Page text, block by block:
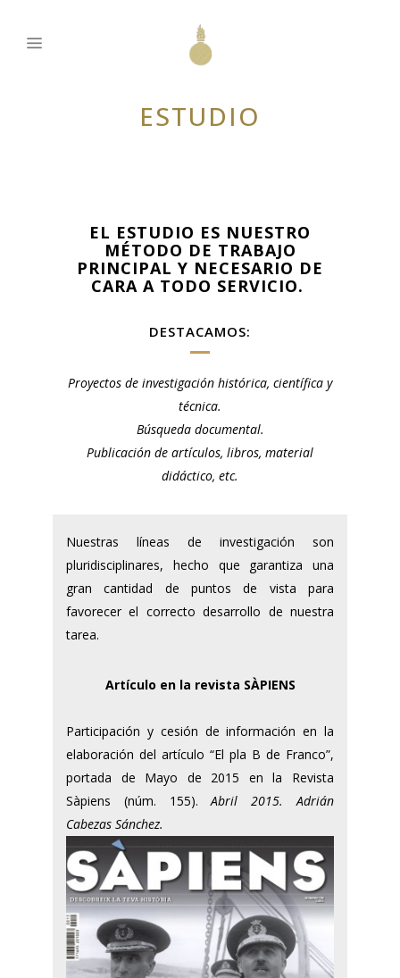
ESTUDIO
EL ESTUDIO ES NUESTRO
MÉTODO DE TRABAJO
PRINCIPAL Y NECESARIO DE
CARA A TODO SERVICIO.
DESTACAMOS:
Proyectos de investigación histórica, científica y
técnica.
Búsqueda documental.
Publicación de artículos, libros, material
didáctico, etc.
Nuestras líneas de investigación son
pluridisciplinares, hecho que garantiza una
gran cantidad de puntos de vista para
favorecer el correcto desarrollo de nuestra
tarea.
Artículo en la revista SÀPIENS
Participación y cesión de información en la
elaboración del artículo “El pla B de Franco”,
portada de Mayo de 2015 en la Revista
Sàpiens (núm. 155).Abril 2015. Adrián
Cabezas Sánchez.